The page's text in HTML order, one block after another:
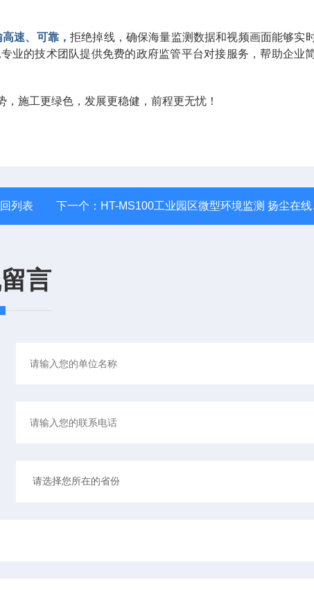
速、可靠，拒绝掉线，确保海量监测数据和视频画面能够实
业的技术团队提供免费的政府监管平台对接服务，帮助企业
施工更绿色，发展更稳健，前程更无忧！
列表 下一个： HT-MS100工业园区微型环境监测 扬尘在线监测仪
言